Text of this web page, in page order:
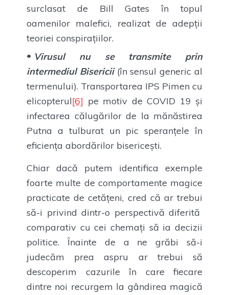
surclasat de Bill Gates în topul
oamenilor malefici, realizat de adepții
teoriei conspirațiilor.
Virusul nu se transmite prin
intermediul Bisericii(în sensul generic al
termenului). Transportarea IPS Pimen cu
elicopterul[6] pe motiv de COVID 19 și
infectarea călugărilor de la mănăstirea
Putna a tulburat un pic speranțele în
eficiența abordărilor bisericești.
Chiar dacă putem identifica exemple
foarte multe de comportamente magice
practicate de cetățeni, cred că ar trebui
să-i privind dintr-o perspectivă diferită
comparativ cu cei chemați să ia decizii
politice. Înainte de a ne grăbi să-i
judecăm prea aspru ar trebui să
descoperim cazurile în care fiecare
dintre noi recurgem la gândirea magică